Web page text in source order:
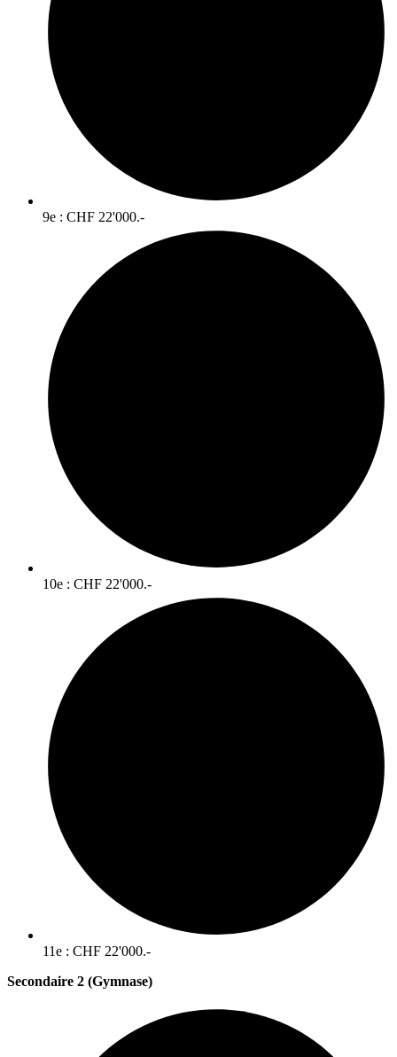
9e : CHF 22'000.-
10e : CHF 22'000.-
11e : CHF 22'000.-
Secondaire 2 (Gymnase)